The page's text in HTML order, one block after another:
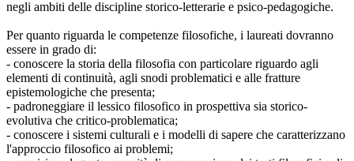
negli ambiti delle discipline storico-letterarie e psico-pedagogiche.
Per quanto riguarda le competenze filosofiche, i laureati dovranno
essere in grado di:
- conoscere la storia della filosofia con particolare riguardo agli
elementi di continuità, agli snodi problematici e alle fratture
epistemologiche che presenta;
- padroneggiare il lessico filosofico in prospettiva sia storico-
evolutiva che critico-problematica;
- conoscere i sistemi culturali e i modelli di sapere che caratterizzano
l'approccio filosofico ai problemi;